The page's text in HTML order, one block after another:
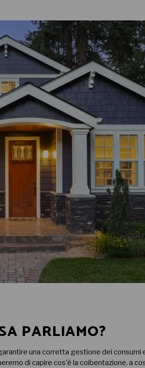
PARLIAMO?
una corretta gestione dei consumi
di capire cos'è la coibentazione, a